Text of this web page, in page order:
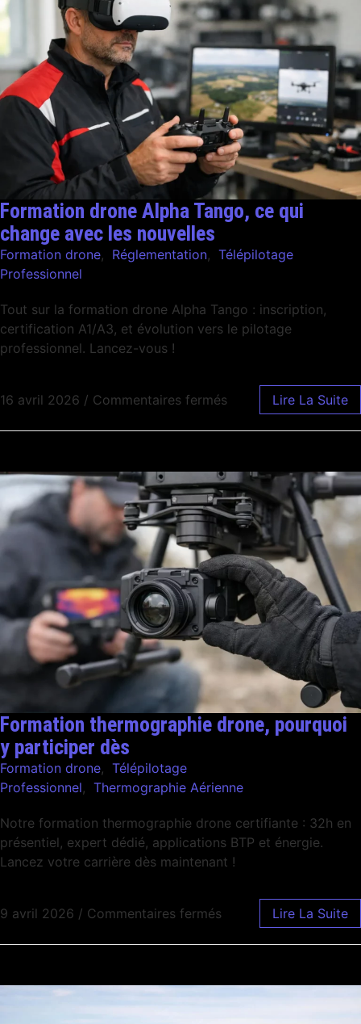
Formation drone Alpha Tango, ce qui
change avec les nouvelles
Formation drone, Réglementation, Télépilotage
Professionnel
Tout sur la formation drone Alpha Tango : inscription,
certification A1/A3, et évolution vers le pilotage
professionnel. Lancez-vous !
16 avril 2026 / Commentaires fermés Lire La Suite
Formation thermographie drone, pourquoi
y participer dès
Formation drone, Télépilotage
Professionnel, Thermographie Aérienne
Notre formation thermographie drone certifiante : 32h en
présentiel, expert dédié, applications BTP et énergie.
Lancez votre carrière dès maintenant !
9 avril 2026 / Commentaires fermés Lire La Suite